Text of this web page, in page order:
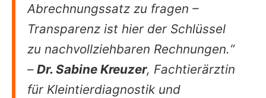
Abrechnungssatz zu fragen –
Transparenz ist hier der Schlüssel
zu nachvollziehbaren Rechnungen.“
– Dr. Sabine Kreuzer, Fachtierärztin
für Kleintierdiagnostik und